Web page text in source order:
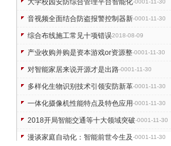
大学校园安防综合管理平台智能化-0001-11-30
音视频全面结合防盗报警控制器新-0001-11-30
综合布线施工常见十项错误2018-08-09
产业收购并购是资本游戏or资源整-0001-11-30
对智能家居来说开源才是出路-0001-11-30
多样化生物识别技术引领安防新革-0001-11-30
一体化摄像机性能特点及特色应用-0001-11-30
2018开局智能交通等十大领域突破-0001-11-30
漫谈家庭自动化：智能前世今生及-0001-11-30